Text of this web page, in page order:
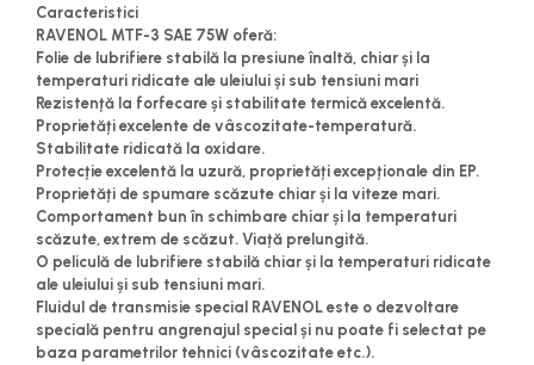
Caracteristici
RAVENOL MTF-3 SAE 75W oferă:
Folie de lubrifiere stabilă la presiune înaltă, chiar și la
temperaturi ridicate ale uleiului și sub tensiuni mari
Rezistență la forfecare și stabilitate termică excelentă.
Proprietăți excelente de vâscozitate-temperatură.
Stabilitate ridicată la oxidare.
Protecție excelentă la uzură, proprietăți excepționale din EP.
Proprietăți de spumare scăzute chiar și la viteze mari.
Comportament bun în schimbare chiar și la temperaturi
scăzute, extrem de scăzut. Viață prelungită.
O peliculă de lubrifiere stabilă chiar și la temperaturi ridicate
ale uleiului și sub tensiuni mari.
Fluidul de transmisie special RAVENOL este o dezvoltare
specială pentru angrenajul special și nu poate fi selectat pe
baza parametrilor tehnici (vâscozitate etc.).